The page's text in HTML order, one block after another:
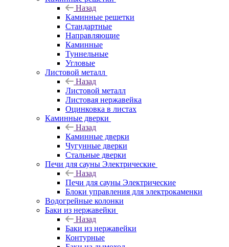
Назад
Каминные решетки
Стандартные
Направляющие
Каминные
Туннельные
Угловые
Листовой металл
Назад
Листовой металл
Листовая нержавейка
Оцинковка в листах
Каминные дверки
Назад
Каминные дверки
Чугунные дверки
Стальные дверки
Печи для сауны Электрические
Назад
Печи для сауны Электрические
Блоки управления для электрокаменки
Водогрейные колонки
Баки из нержавейки
Назад
Баки из нержавейки
Контурные